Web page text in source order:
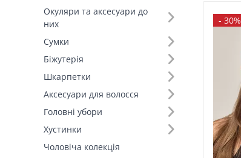
Окуляри та аксесуари до
них
Сумки
Біжутерія
Шкарпетки
Аксесуари для волосся
Головні убори
Хустинки
Чоловіча колекція
Ціна
SALE
Основний колір (15)
Сезон (4)
Склад (33)
- 30%